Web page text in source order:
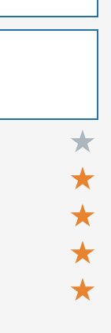
★
★
★
★
★